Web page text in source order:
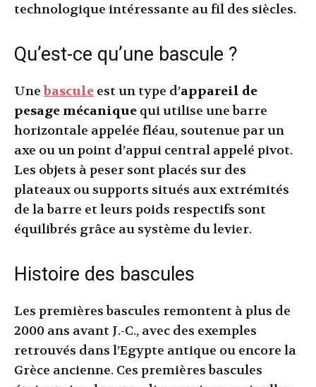
technologique intéressante au fil des siècles.
Qu’est-ce qu’une bascule ?
Unebascule est un type d’appareil de
pesage mécanique qui utilise une barre
horizontale appelée fléau, soutenue par un
axe ou un point d’appui central appelé pivot.
Les objets à peser sont placés sur des
plateaux ou supports situés aux extrémités
de la barre et leurs poids respectifs sont
équilibrés grâce au système du levier.
Histoire des bascules
Les premières bascules remontent à plus de
2000 ans avant J.-C., avec des exemples
retrouvés dans l’Egypte antique ou encore la
Grèce ancienne. Ces premières bascules